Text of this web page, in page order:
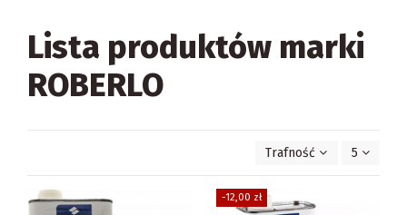
Lista produktów marki
ROBERLO
Trafność 5
-12,00 zł